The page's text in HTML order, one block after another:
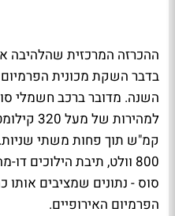
ההכרזה המרכזית שהלהיבה
השנה. מדובר ברכב חשמלי
קמ"ש תוך פחות משתי
סוס - נתונים שמציבים
הפרמיום האירופיים.